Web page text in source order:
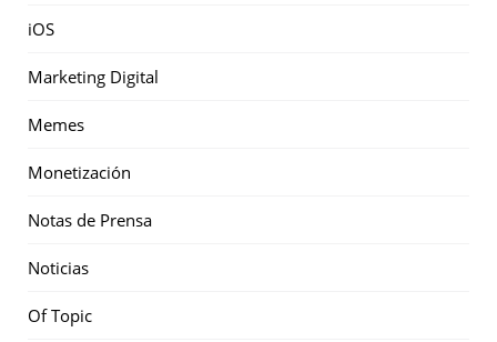
iOS
Marketing Digital
Memes
Monetización
Notas de Prensa
Noticias
Of Topic